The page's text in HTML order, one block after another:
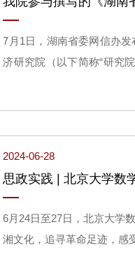
7月1日，湖南省委网信办
济研究院（以下简称“研究
2024-06-28
思政实践 | 北京大学数
6月24日至27日，北京大学
湘文化，追寻革命足迹，感